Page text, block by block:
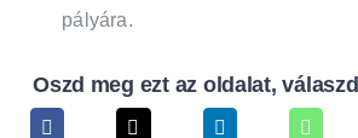
pályára.
Oszd meg ezt az oldalat,